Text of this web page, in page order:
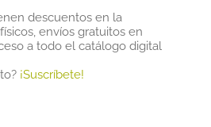
descuentos en la
envíos gratuitos en
a todo el catálogo digital
¡Suscríbete!